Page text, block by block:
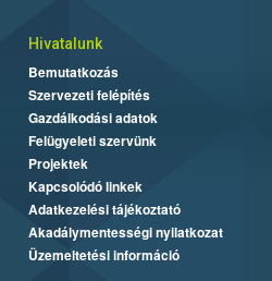
Hivatalunk
Bemutatkozás
Szervezeti felépítés
Gazdálkodási adatok
Felügyeleti szervünk
Projektek
Kapcsolódó linkek
Adatkezelési tájékoztató
Akadálymentességi nyilatkozat
Üzemeltetési információ